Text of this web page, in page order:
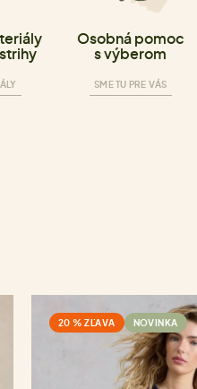
Osobná pomoc
s výberom
SME TU PRE VÁS
20 % ZĽAVA NOVINKA